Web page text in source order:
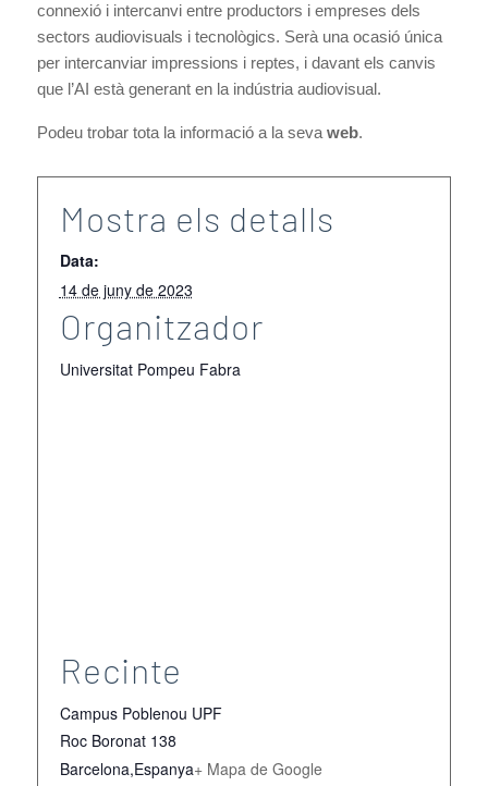
connexió i intercanvi entre productors i empreses dels
sectors audiovisuals i tecnològics. Serà una ocasió única
per intercanviar impressions i reptes, i davant els canvis
que l’AI està generant en la indústria audiovisual.
Podeu trobar tota la informació a la seva web.
Mostra els detalls
Data:
14 de juny de 2023
Organitzador
Universitat Pompeu Fabra
Recinte
Campus Poblenou UPF
Roc Boronat 138
Barcelona,Espanya+ Mapa de Google